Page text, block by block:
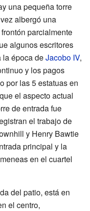
una pequeña torre
albergó una
parcialmente
algunos escritores
la época deJacobo IV,
y los pagos
por las 5 estatuas en
el aspecto actual
de entrada fue
el trabajo de
y Henry Bawtie
principal y la
en el cuartel
del patio, está en
el centro,